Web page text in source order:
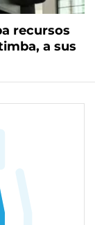
recursos
a sus